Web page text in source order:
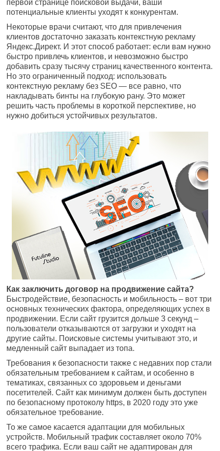
первой странице поисковой выдачи, ваши
потенциальные клиенты уходят к конкурентам.
Некоторые врачи считают, что для привлечения
клиентов достаточно заказать контекстную рекламу
Яндекс.Директ. И этот способ работает: если вам нужно
быстро привлечь клиентов, и невозможно быстро
добавить сразу тысячу страниц качественного контента.
Но это ограниченный подход: использовать
контекстную рекламу без SEO — все равно, что
накладывать бинты на глубокую рану. Это может
решить часть проблемы в короткой перспективе, но
нужно добиться устойчивых результатов.
Как заключить договор на продвижение сайта?
Быстродействие, безопасность и мобильность – вот три
основных технических фактора, определяющих успех в
продвижении. Если сайт грузится дольше 3 секунд –
пользователи отказываются от загрузки и уходят на
другие сайты. Поисковые системы учитывают это, и
медленный сайт выпадает из топа.
Требования к безопасности также с недавних пор стали
обязательным требованием к сайтам, и особенно в
тематиках, связанных со здоровьем и деньгами
посетителей. Сайт как минимум должен быть доступен
по безопасному протоколу https, в 2020 году это уже
обязательное требование.
То же самое касается адаптации для мобильных
устройств. Мобильный трафик составляет около 70%
всего трафика. Если ваш сайт не адаптирован для